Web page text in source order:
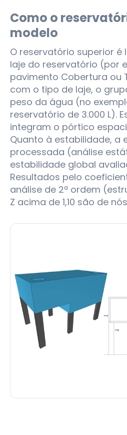
Como o
modelo
O reservatório superior
laje do reservatório (por
pavimento Cobertura ou
com o tipo de laje, o
peso da água (no
reservatório de 3.000 L).
integram o pórtico
Quanto à estabilidade, a
processada (análise
estabilidade global
Resultados pelo
análise de 2ª ordem
Z acima de 1,10 são de